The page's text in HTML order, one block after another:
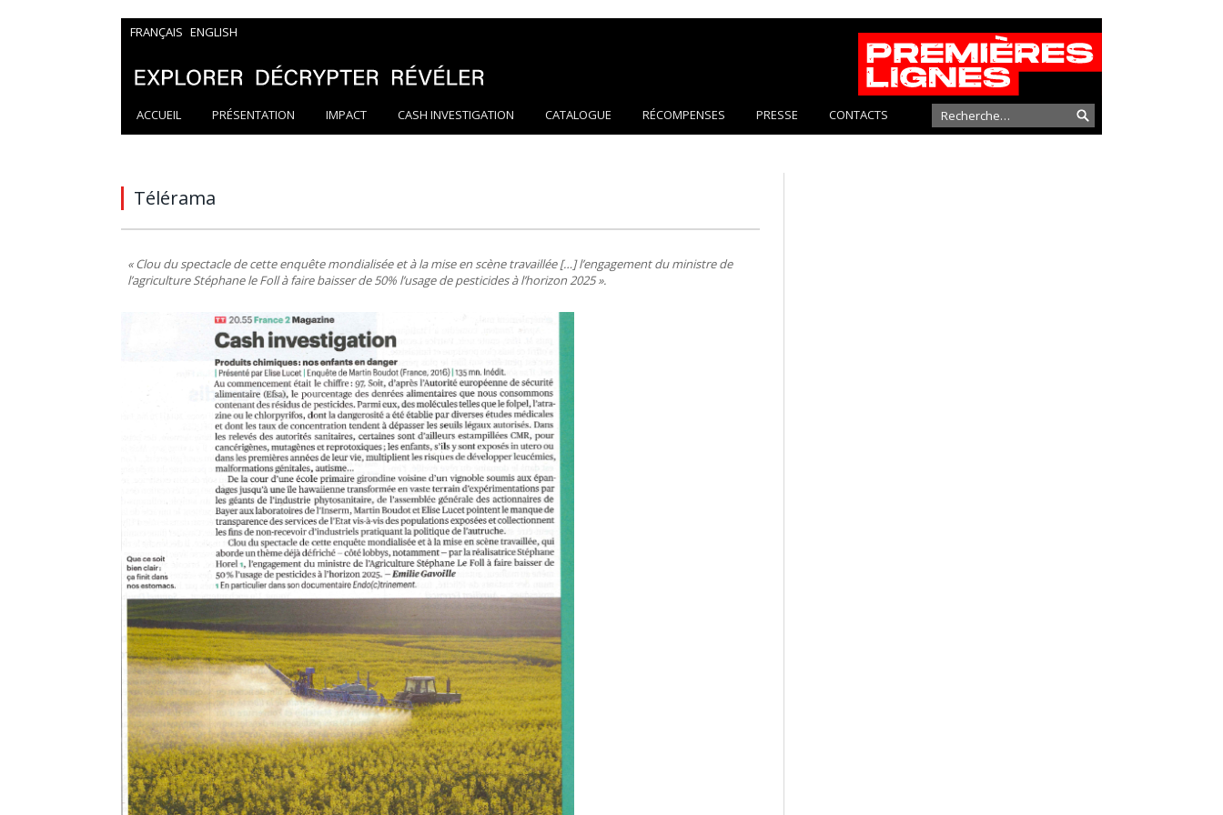
FRANÇAIS ENGLISH
ACCUEIL PRÉSENTATION IMPACT CASH INVESTIGATION CATALOGUE RÉCOMPENSES PRESSE CONTACTS
Télérama
« Clou du spectacle de cette enquête mondialisée et à la mise en scène travaillée […] l’engagement du ministre de
l’agriculture Stéphane le Foll à faire baisser de 50% l’usage de pesticides à l’horizon 2025 ».